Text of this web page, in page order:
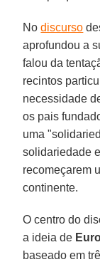
Nodiscurso
aprofundou a
falou da
recintos
necessidade
os pais
uma
solidariedade
recomeçarem
continente.
O centro do
a ideia de
baseado em